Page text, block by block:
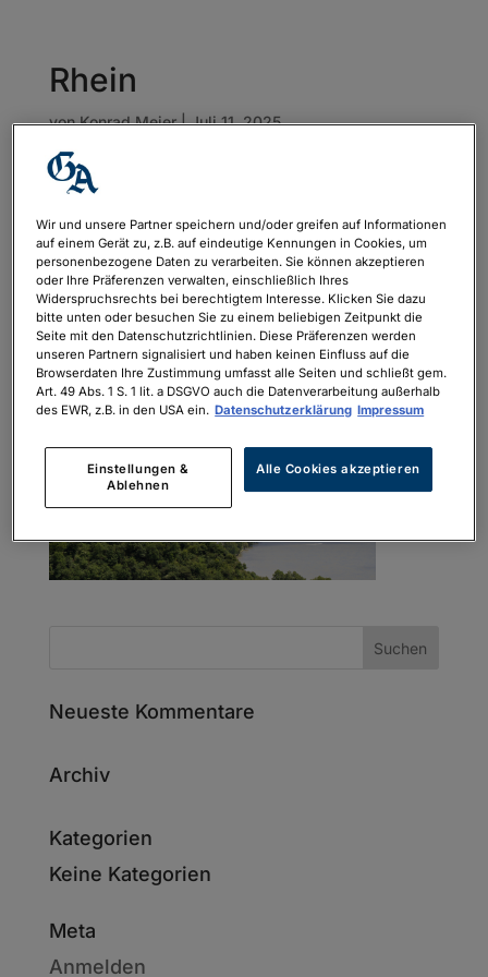
Rhein
vonKonrad Meier|Juli 11, 2025
Neueste Kommentare
Archiv
Kategorien
Keine Kategorien
Meta
Anmelden
Wir und unsere Partner speichern und/oder greifen auf Informationen
auf einem Gerät zu, z.B. auf eindeutige Kennungen in Cookies, um
personenbezogene Daten zu verarbeiten. Sie können akzeptieren
oder Ihre Präferenzen verwalten, einschließlich Ihres
Widerspruchsrechts bei berechtigtem Interesse. Klicken Sie dazu
bitte unten oder besuchen Sie zu einem beliebigen Zeitpunkt die
Seite mit den Datenschutzrichtlinien. Diese Präferenzen werden
unseren Partnern signalisiert und haben keinen Einfluss auf die
Browserdaten Ihre Zustimmung umfasst alle Seiten und schließt gem.
Art. 49 Abs. 1 S. 1 lit. a DSGVO auch die Datenverarbeitung außerhalb
des EWR, z.B. in den USA ein. Datenschutzerklärung Impressum
Einstellungen &
Ablehnen
Alle Cookies akzeptieren